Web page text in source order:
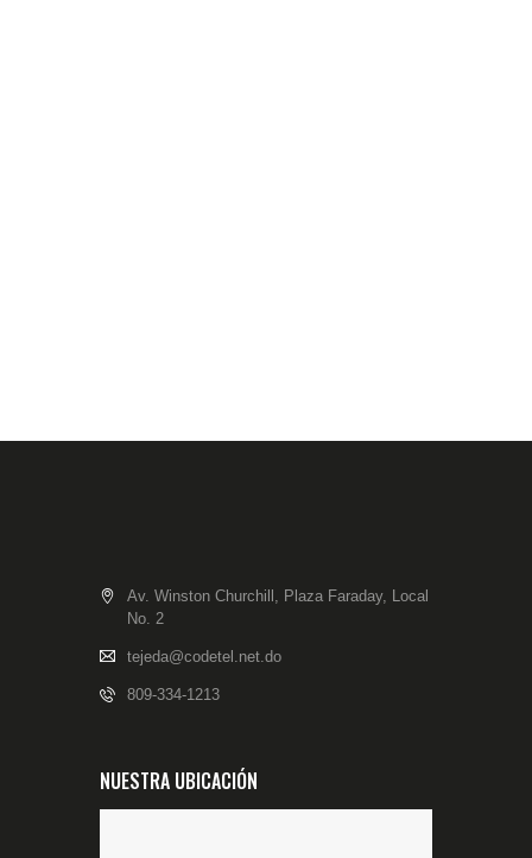
Av. Winston Churchill, Plaza Faraday, Local
No. 2
tejeda@codetel.net.do
809-334-1213
NUESTRA UBICACIÓN